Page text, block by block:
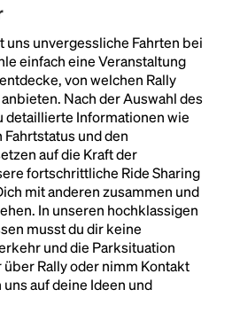
uns unvergessliche Fahrten bei
einfach eine Veranstaltung
von welchen Rally
Nach der Auswahl des
detaillierte Informationen wie
und den
auf die Kraft der
fortschrittliche Ride Sharing
mit anderen zusammen und
In unseren hochklassigen
musst du dir keine
und die Parksituation
Rally oder nimm Kontakt
auf deine Ideen und
dummy text of the printing
Lorem Ipsum has been the
dummy text ever since the
printer took a galley of
it to make a type specimen
only five centuries, but also
typesetting, remaining
unchanged.